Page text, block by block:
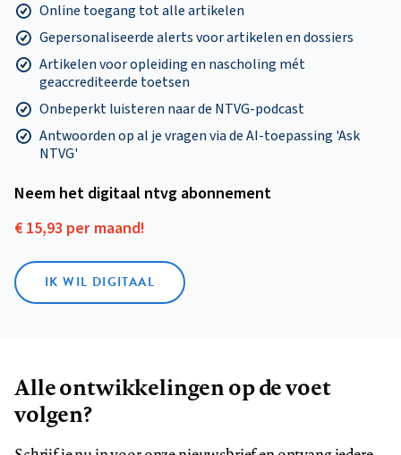
Online toegang tot alle artikelen
Gepersonaliseerde alerts voor artikelen en dossiers
Artikelen voor opleiding en nascholing mét
geaccrediteerde toetsen
Onbeperkt luisteren naar de NTVG-podcast
Antwoorden op al je vragen via de AI-toepassing 'Ask
NTVG'
Neem het digitaal ntvg abonnement
€ 15,93 per maand!
IK WIL DIGITAAL
Alle ontwikkelingen op de voet
volgen?